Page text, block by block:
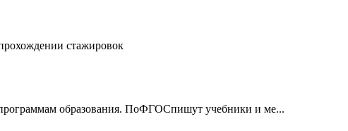
стажировок
образования. ПоФГОСпишут учебники и ме...